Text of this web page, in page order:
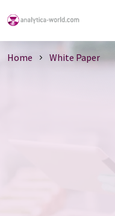
Home White Paper